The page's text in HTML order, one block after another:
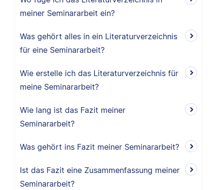
meiner Seminararbeit ein?
Was gehört alles in ein Literaturverzeichnis
für eine Seminararbeit?
Wie erstelle ich das Literaturverzeichnis für
meine Seminararbeit?
Wie lang ist das Fazit meiner
Seminararbeit?
Was gehört ins Fazit meiner Seminararbeit?
Ist das Fazit eine Zusammenfassung meiner
Seminararbeit?